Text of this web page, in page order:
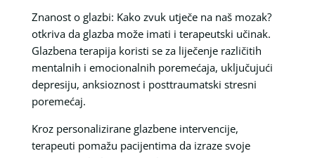
Znanost o glazbi: Kako zvuk utječe na naš mozak?
otkriva da glazba može imati i terapeutski učinak.
Glazbena terapija koristi se za liječenje različitih
mentalnih i emocionalnih poremećaja, uključujući
depresiju, anksioznost i posttraumatski stresni
poremećaj.
Kroz personalizirane glazbene intervencije,
terapeuti pomažu pacijentima da izraze svoje